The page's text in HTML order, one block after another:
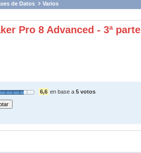
de Datos Varios
Pro 8 Advanced - 3ª parte
6,6 en base a 5 votos